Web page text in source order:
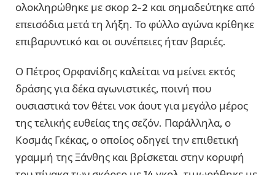
ολοκληρώθηκε με σκορ 2-2 και σημαδεύτηκε από
επεισόδια μετά τη λήξη. Το φύλλο αγώνα κρίθηκε
επιβαρυντικό και οι συνέπειες ήταν βαριές.
Ο Πέτρος Ορφανίδης καλείται να μείνει εκτός
δράσης για δέκα αγωνιστικές, ποινή που
ουσιαστικά τον θέτει νοκ άουτ για μεγάλο μέρος
της τελικής ευθείας της σεζόν. Παράλληλα, ο
Κοσμάς Γκέκας, ο οποίος οδηγεί την επιθετική
γραμμή της Ξάνθης και βρίσκεται στην κορυφή